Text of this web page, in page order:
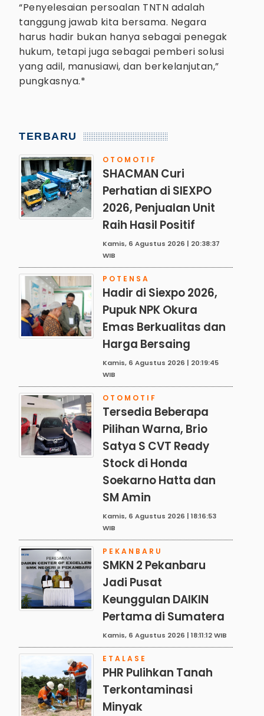
“Penyelesaian persoalan TNTN adalah
tanggung jawab kita bersama. Negara
harus hadir bukan hanya sebagai penegak
hukum, tetapi juga sebagai pemberi solusi
yang adil, manusiawi, dan berkelanjutan,”
pungkasnya.*
TERBARU
OTOMOTIF
SHACMAN Curi
Perhatian di SIEXPO
2026, Penjualan Unit
Raih Hasil Positif
Kamis, 6 Agustus 2026 | 20:38:37
WIB
POTENSA
Hadir di Siexpo 2026,
Pupuk NPK Okura
Emas Berkualitas dan
Harga Bersaing
Kamis, 6 Agustus 2026 | 20:19:45
WIB
OTOMOTIF
Tersedia Beberapa
Pilihan Warna, Brio
Satya S CVT Ready
Stock di Honda
Soekarno Hatta dan
SM Amin
Kamis, 6 Agustus 2026 | 18:16:53
WIB
PEKANBARU
SMKN 2 Pekanbaru
Jadi Pusat
Keunggulan DAIKIN
Pertama di Sumatera
Kamis, 6 Agustus 2026 | 18:11:12 WIB
ETALASE
PHR Pulihkan Tanah
Terkontaminasi
Minyak